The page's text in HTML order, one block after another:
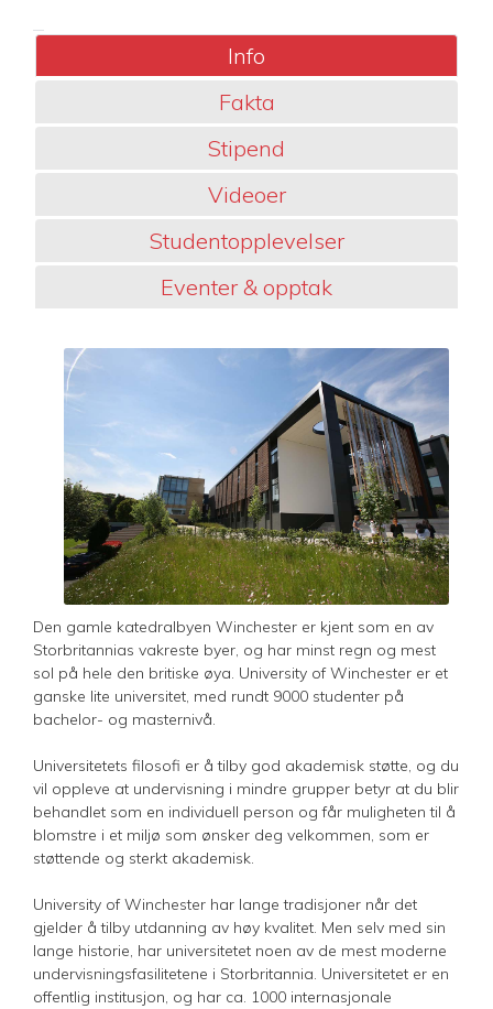
Info
Fakta
Stipend
Videoer
Studentopplevelser
Eventer & opptak
Den gamle katedralbyen Winchester er kjent som en av
Storbritannias vakreste byer, og har minst regn og mest
sol på hele den britiske øya. University of Winchester er et
ganske lite universitet, med rundt 9000 studenter på
bachelor- og masternivå.
Universitetets filosofi er å tilby god akademisk støtte, og du
vil oppleve at undervisning i mindre grupper betyr at du blir
behandlet som en individuell person og får muligheten til å
blomstre i et miljø som ønsker deg velkommen, som er
støttende og sterkt akademisk.
University of Winchester har lange tradisjoner når det
gjelder å tilby utdanning av høy kvalitet. Men selv med sin
lange historie, har universitetet noen av de mest moderne
undervisningsfasilitetene i Storbritannia. Universitetet er en
offentlig institusjon, og har ca. 1000 internasjonale